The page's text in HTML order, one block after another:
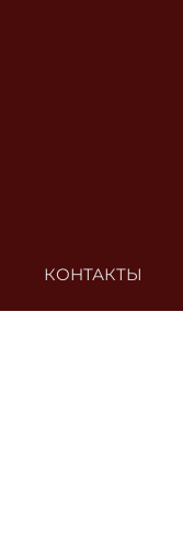
КОНТАКТЫ